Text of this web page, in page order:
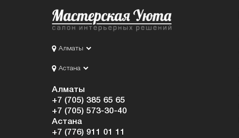
Алматы
Астана
Алматы
+7 (705) 385 65 65
+7 (705) 573-30-40
Астана
+7 (776) 911 01 11